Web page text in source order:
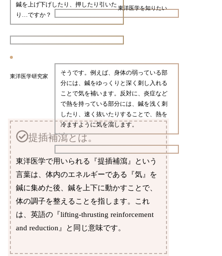
東洋医学を知りたい
鍼を上げ下げしたり、押したり引いた
り…ですか？
東洋医学研究家
そうです。例えば、身体の弱っている部
分には、鍼をゆっくりと深く刺し入れる
ことで気を補います。反対に、炎症など
で熱を持っている部分には、鍼を浅く刺
したり、速く抜いたりすることで、熱を
冷ますように気を瀉します。
提插補瀉とは。
東洋医学で用いられる『提插補瀉』という
言葉は、体内のエネルギーである『気』を
鍼に集めた後、鍼を上下に動かすことで、
体の調子を整えることを指します。これ
は、英語の『lifting-thrusting reinforcement
and reduction』と同じ意味です。